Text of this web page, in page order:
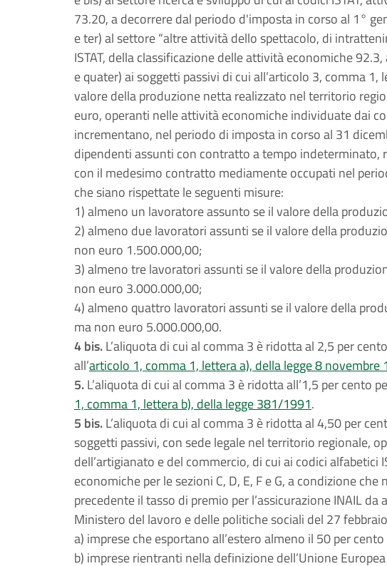
73.20, a decorrere dal periodo d'imposta in corso al 1°
e ter) al settore “altre attività dello spettacolo, di
ISTAT, della classificazione delle attività economiche
e quater) ai soggetti passivi di cui all’articolo 3, comma 1,
valore della produzione netta realizzato nel territorio
euro, operanti nelle attività economiche individuate dai
incrementano, nel periodo di imposta in corso al 31
dipendenti assunti con contratto a tempo
con il medesimo contratto mediamente occupati nel
che siano rispettate le seguenti misure:
1) almeno un lavoratore assunto se il valore della
2) almeno due lavoratori assunti se il valore della
non euro 1.500.000,00;
3) almeno tre lavoratori assunti se il valore della
non euro 3.000.000,00;
4) almeno quattro lavoratori assunti se il valore della
ma non euro 5.000.000,00.
4 bis.L’aliquota di cui al comma 3 è ridotta al 2,5 per
all’articolo 1, comma 1, lettera a), della legge 8 novembre
5.L’aliquota di cui al comma 3 è ridotta all’1,5 per cento
1, comma 1, lettera b), della legge 381/1991.
5 bis.L’aliquota di cui al comma 3 è ridotta al 4,50 per
soggetti passivi, con sede legale nel territorio regionale,
dell’artigianato e del commercio, di cui ai codici alfabetici
economiche per le sezioni C, D, E, F e G, a condizione
precedente il tasso di premio per l’assicurazione INAIL da
Ministero del lavoro e delle politiche sociali del 27
a) imprese che esportano all’estero almeno il 50 per
b) imprese rientranti nella definizione dell’Unione